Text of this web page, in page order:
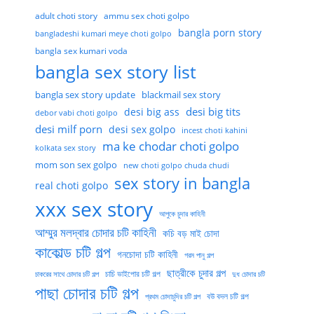
adult choti story ammu sex choti golpo
bangladeshi kumari meye choti golpo bangla porn story
bangla sex kumari voda
bangla sex story list
bangla sex story update blackmail sex story
debor vabi choti golpo desi big ass desi big tits
desi milf porn desi sex golpo incest choti kahini
kolkata sex story ma ke chodar choti golpo
mom son sex golpo new choti golpo chuda chudi
real choti golpo sex story in bangla
xxx sex story আপুকে চুদার কাহিনী
আম্মুর মলদ্বার চোদার চটি কাহিনী কচি বড় মাই চোদা
কাকোল্ড চটি গল্প গনচোদা চটি কাহিনী গরম পানু গল্প
চাকরের সাথে চোদার চটি গল্প চাচি ভাইপোর চটি গল্প ছাত্রীকে চুদার গল্প দুধ চোদার চটি
পাছা চোদার চটি গল্প প্রথম চোদাচুদির চটি গল্প বউ বদল চটি গল্প